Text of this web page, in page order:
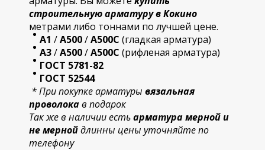
строительнуюарматуру в Кокино
метрами либо тоннами по лучшей цене.
А1 /А500/А500С (гладкая арматура)
А3/А500/А500С (рифленая арматура)
ГОСТ 5781-82
ГОСТ 52544
* При покупке арматуры вязальная
проволокав подарок
Так же в наличии естьарматура мерной и
не мернойдлинны цены уточняйте по
телефону